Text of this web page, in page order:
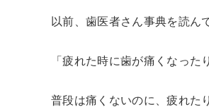
以前、歯医者さん事典を読ん
「疲れた時に歯が痛くなった
普段は痛くないのに、疲れた